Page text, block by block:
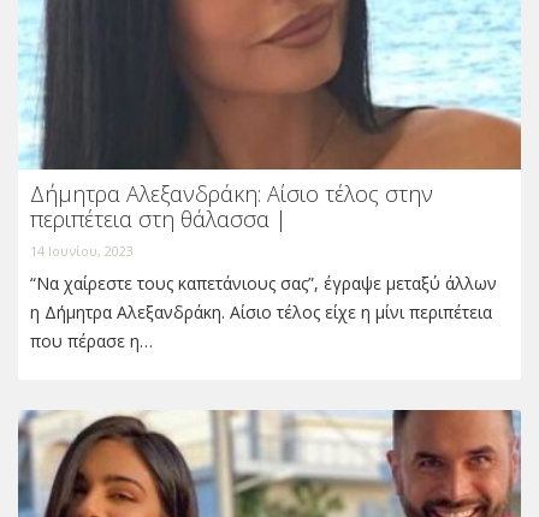
Δήμητρα Αλεξανδράκη: Αίσιο τέλος στην
περιπέτεια στη θάλασσα |
14 Ιουνίου, 2023
“Να χαίρεστε τους καπετάνιους σας”, έγραψε μεταξύ άλλων
η Δήμητρα Αλεξανδράκη. Αίσιο τέλος είχε η μίνι περιπέτεια
που πέρασε η…